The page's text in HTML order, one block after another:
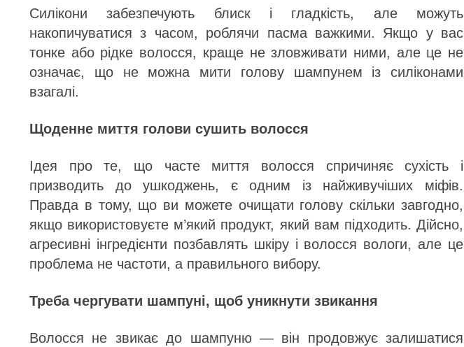
Силікони забезпечують блиск і гладкість, але можуть
накопичуватися з часом, роблячи пасма важкими. Якщо у вас
тонке або рідке волосся, краще не зловживати ними, але це не
означає, що не можна мити голову шампунем із силіконами
взагалі.
Щоденне миття голови сушить волосся
Ідея про те, що часте миття волосся спричиняє сухість і
призводить до ушкоджень, є одним із найживучіших міфів.
Правда в тому, що ви можете очищати голову скільки завгодно,
якщо використовуєте м’який продукт, який вам підходить. Дійсно,
агресивні інгредієнти позбавлять шкіру і волосся вологи, але це
проблема не частоти, а правильного вибору.
Треба чергувати шампуні, щоб уникнути звикання
Волосся не звикає до шампуню — він продовжує залишатися